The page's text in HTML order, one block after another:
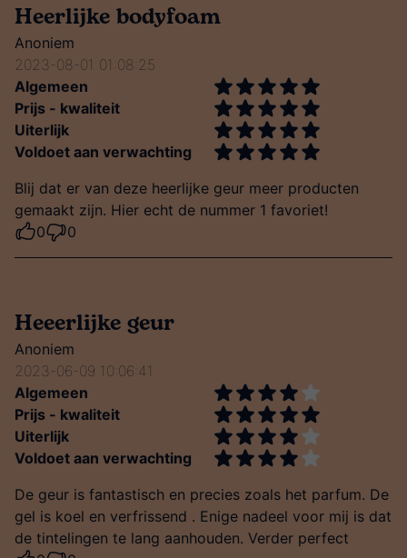
Heerlijke bodyfoam
Anoniem
2023-08-01 01:08:25
Algemeen
Prijs - kwaliteit
Uiterlijk
Voldoet aan verwachting
Blij dat er van deze heerlijke geur meer producten
gemaakt zijn. Hier echt de nummer 1 favoriet!
0
0
Heeerlijke geur
Anoniem
2023-06-09 10:06:41
Algemeen
Prijs - kwaliteit
Uiterlijk
Voldoet aan verwachting
De geur is fantastisch en precies zoals het parfum. De
gel is koel en verfrissend . Enige nadeel voor mij is dat
de tintelingen te lang aanhouden. Verder perfect